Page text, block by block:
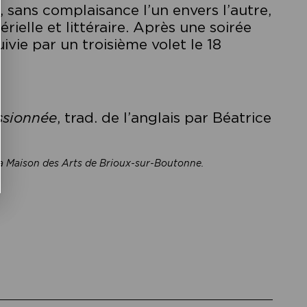
complaisance l’un envers l’autre,
et littéraire. Après une soirée
par un troisième volet le 18
, trad. de l’anglais par Béatrice
Maison des Arts de Brioux-sur-Boutonne.